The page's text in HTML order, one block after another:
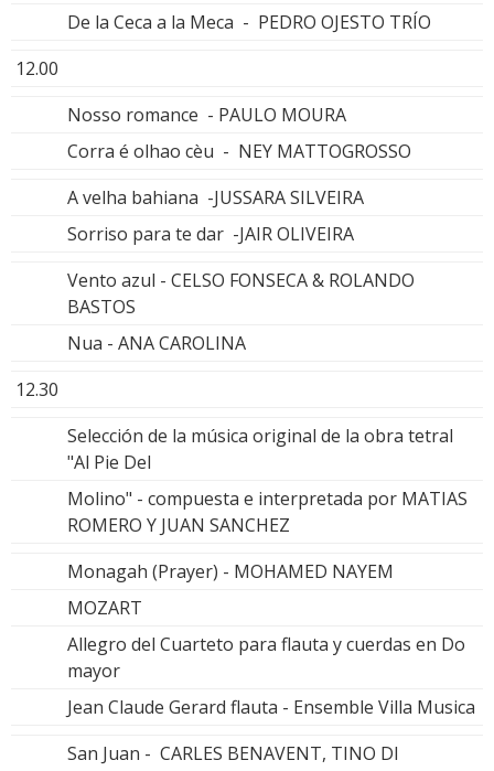
De la Ceca a la Meca - PEDRO OJESTO TRÍO
12.00
Nosso romance - PAULO MOURA
Corra é olhao cèu - NEY MATTOGROSSO
A velha bahiana -JUSSARA SILVEIRA
Sorriso para te dar -JAIR OLIVEIRA
Vento azul - CELSO FONSECA & ROLANDO
BASTOS
Nua - ANA CAROLINA
12.30
Selección de la música original de la obra tetral
"Al Pie Del
Molino" - compuesta e interpretada por MATIAS
ROMERO Y JUAN SANCHEZ
Monagah (Prayer) - MOHAMED NAYEM
MOZART
Allegro del Cuarteto para flauta y cuerdas en Do
mayor
Jean Claude Gerard flauta - Ensemble Villa Musica
San Juan - CARLES BENAVENT, TINO DI